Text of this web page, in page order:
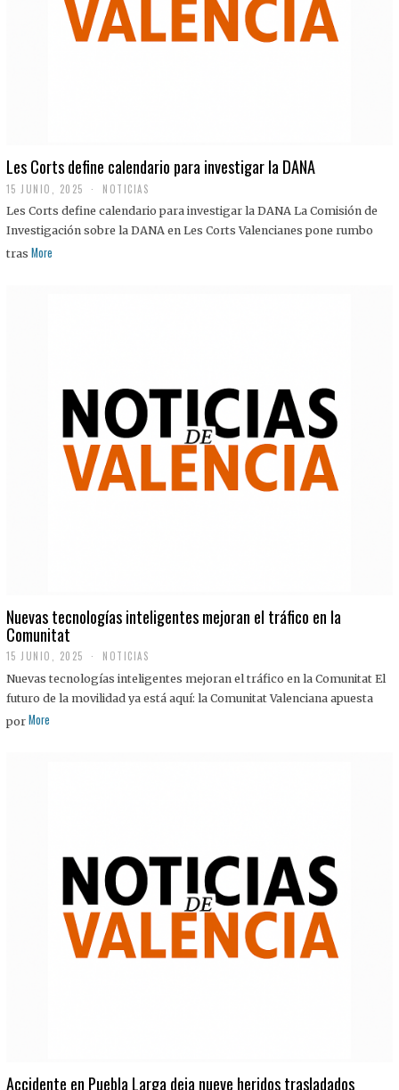
Les Corts define calendario para investigar la DANA
15 JUNIO, 2025 NOTICIAS
Les Corts define calendario para investigar la DANA La Comisión de
Investigación sobre la DANA en Les Corts Valencianes pone rumbo
tras More
Nuevas tecnologías inteligentes mejoran el tráfico en la
Comunitat
15 JUNIO, 2025 NOTICIAS
Nuevas tecnologías inteligentes mejoran el tráfico en la Comunitat El
futuro de la movilidad ya está aquí: la Comunitat Valenciana apuesta
por More
Accidente en Puebla Larga deja nueve heridos trasladados